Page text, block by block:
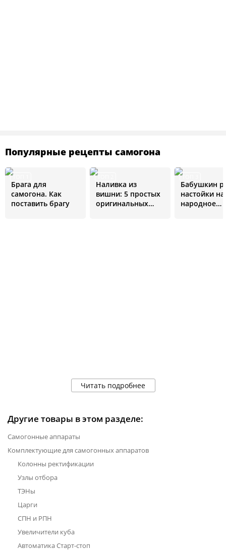
Популярные рецепты самогона
ТОП 1
Брага для
самогона. Как
поставить брагу
ТОП 2
Наливка из
вишни: 5 простых
оригинальных
ТОП 3
Бабушкин
настойки
народное
Читать подробнее
Другие товары в этом разделе:
Самогонные аппараты
Комплектующие для самогонных аппаратов
Колонны ректификации
Узлы отбора
ТЭНы
Царги
СПН и РПН
Увеличители куба
Автоматика Старт-стоп